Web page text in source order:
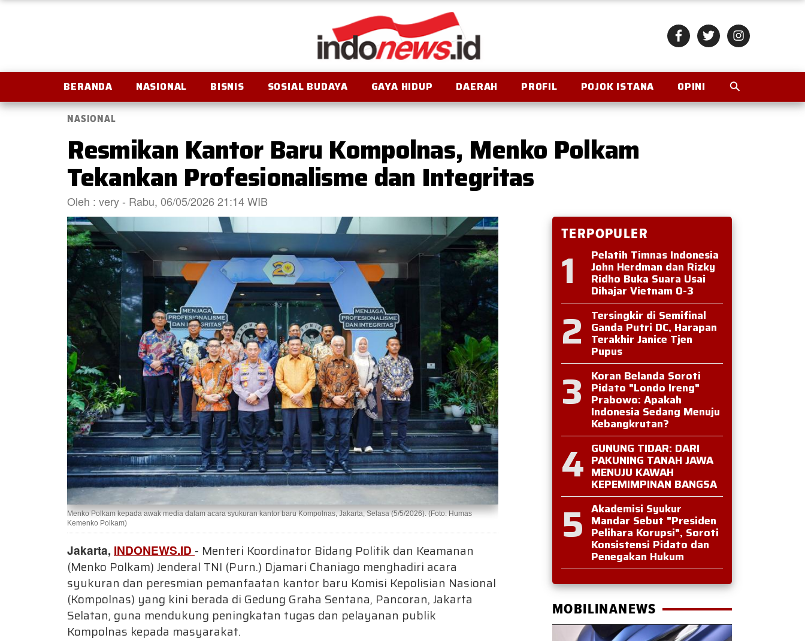
BERANDA NASIONAL BISNIS SOSIAL BUDAYA GAYA HIDUP DAERAH PROFIL POJOK ISTANA OPINI
NASIONAL
Resmikan Kantor Baru Kompolnas, Menko Polkam
Tekankan Profesionalisme dan Integritas
Oleh : very - Rabu, 06/05/2026 21:14 WIB
Menko Polkam kepada awak media dalam acara syukuran kantor baru Kompolnas, Jakarta, Selasa (5/5/2026). (Foto: Humas
Kemenko Polkam)
Jakarta, INDONEWS.ID - Menteri Koordinator Bidang Politik dan Keamanan
(Menko Polkam) Jenderal TNI (Purn.) Djamari Chaniago menghadiri acara
syukuran dan peresmian pemanfaatan kantor baru Komisi Kepolisian Nasional
(Kompolnas) yang kini berada di Gedung Graha Sentana, Pancoran, Jakarta
Selatan, guna mendukung peningkatan tugas dan pelayanan publik
Kompolnas kepada masyarakat.
TERPOPULER
1 Pelatih Timnas Indonesia
John Herdman dan Rizky
Ridho Buka Suara Usai
Dihajar Vietnam 0-3
2 Tersingkir di Semifinal
Ganda Putri DC, Harapan
Terakhir Janice Tjen
Pupus
3 Koran Belanda Soroti
Pidato "Londo Ireng"
Prabowo: Apakah
Indonesia Sedang Menuju
Kebangkrutan?
4 GUNUNG TIDAR: DARI
PAKUNING TANAH JAWA
MENUJU KAWAH
KEPEMIMPINAN BANGSA
5 Akademisi Syukur
Mandar Sebut "Presiden
Pelihara Korupsi", Soroti
Konsistensi Pidato dan
Penegakan Hukum
MOBILINANEWS